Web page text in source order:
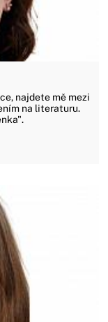
najdete mě mezi
na literaturu.